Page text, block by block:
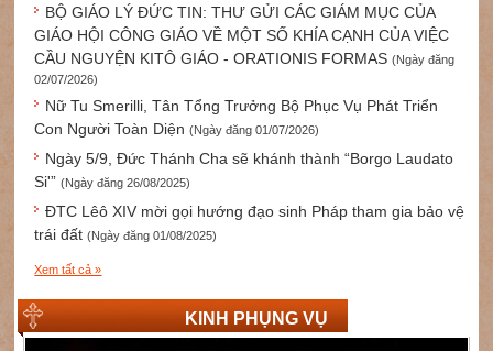
BỘ GIÁO LÝ ĐỨC TIN: THƯ GỬI CÁC GIÁM MỤC CỦA
GIÁO HỘI CÔNG GIÁO VỀ MỘT SỐ KHÍA CẠNH CỦA VIỆC
CẦU NGUYỆN KITÔ GIÁO - ORATIONIS FORMAS(Ngày đăng
02/07/2026)
Nữ Tu Smerilli, Tân Tổng Trưởng Bộ Phục Vụ Phát Triển
Con Người Toàn Diện(Ngày đăng 01/07/2026)
Ngày 5/9, Đức Thánh Cha sẽ khánh thành “Borgo Laudato
Si'”(Ngày đăng 26/08/2025)
ĐTC Lêô XIV mời gọi hướng đạo sinh Pháp tham gia bảo vệ
trái đất(Ngày đăng 01/08/2025)
Xem tất cả »
KINH PHỤNG VỤ